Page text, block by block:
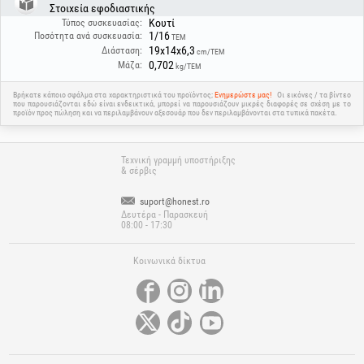
οδηγίες!Στοιχεία εφοδιαστικής
Τύπος συσκευασίας: Κουτί
Ποσότητα ανά συσκευασία: 1/16ΤΕΜ
Διάσταση: 19x14x6,3 cm/ΤΕΜ
Μάζα: 0,702 kg/ΤΕΜ
Βρήκατε κάποιο σφάλμα στα χαρακτηριστικά του προϊόντος;Ενημερώστε μας!
Οι εικόνες / τα βίντεο
που παρουσιάζονται εδώ είναι ενδεικτικά, μπορεί να παρουσιάζουν μικρές διαφορές σε σχέση με το
προϊόν προς πώληση και να περιλαμβάνουν αξεσουάρ που δεν περιλαμβάνονται στα τυπικά πακέτα.
Τεχνική γραμμή υποστήριξης
& σέρβις
suport@honest.ro
Δευτέρα - Παρασκευή
08:00 - 17:30
Κοινωνικά δίκτυα